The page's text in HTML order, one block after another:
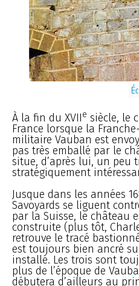
À la fin du XVIIe siècle, le
France lorsque la
militaire Vauban est
pas très emballé par le
situe, d’après lui, un
stratégiquement
Jusque dans les années
Savoyards se liguent
par la Suisse, le château
construite (plus tôt,
retrouve le tracé
est toujours bien ancré
installé. Les trois sont
plus de l’époque de
débutera d’ailleurs au